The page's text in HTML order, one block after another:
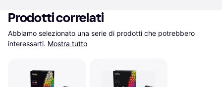
Prodotti correlati
Abbiamo selezionato una serie di prodotti che potrebbero
interessarti. Mostra tutto